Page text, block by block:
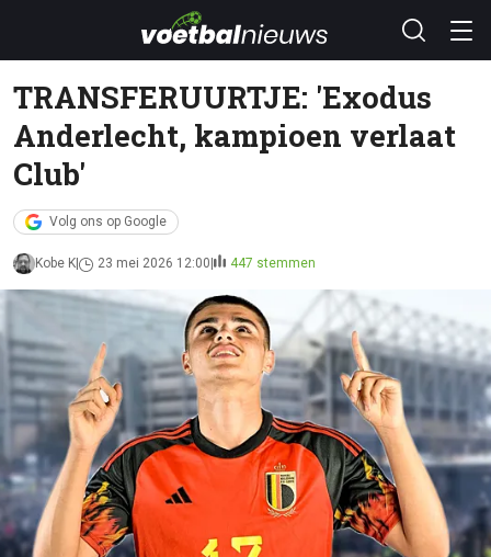
TRANSFERUURTJE: 'Exodus
Anderlecht, kampioen verlaat
Club'
Volg ons op Google
Kobe K 23 mei 2026 12:00 447 stemmen